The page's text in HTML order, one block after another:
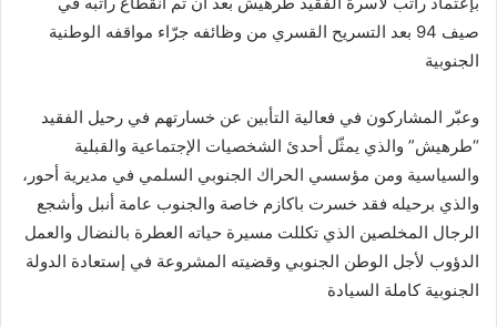
صيف 94 بعد التسريح القسري من وظائفه جرّاء مواقفه الوطنية
الجنوبية
وعبّر المشاركون في فعالية التأبين عن خسارتهم في رحيل الفقيد
“طرهيش” والذي يمثّل أحدئ الشخصيات الإجتماعية والقبلية
والسياسية ومن مؤسسي الحراك الجنوبي السلمي في مديرية أحور،
والذي برحيله فقد خسرت باكازم خاصة والجنوب عامة أنبل وأشجع
الرجال المخلصين الذي تكللت مسيرة حياته العطرة بالنضال والعمل
الدؤوب لأجل الوطن الجنوبي وقضيته المشروعة في إستعادة الدولة
الجنوبية كاملة السيادة